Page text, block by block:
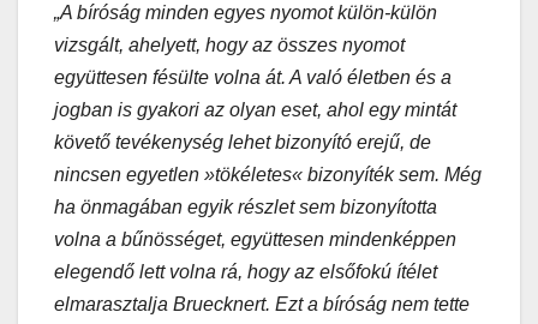
„A bíróság minden egyes nyomot külön-külön
vizsgált, ahelyett, hogy az összes nyomot
együttesen fésülte volna át. A való életben és a
jogban is gyakori az olyan eset, ahol egy mintát
követő tevékenység lehet bizonyító erejű, de
nincsen egyetlen »tökéletes« bizonyíték sem. Még
ha önmagában egyik részlet sem bizonyította
volna a bűnösséget, együttesen mindenképpen
elegendő lett volna rá, hogy az elsőfokú ítélet
elmarasztalja Bruecknert. Ezt a bíróság nem tette